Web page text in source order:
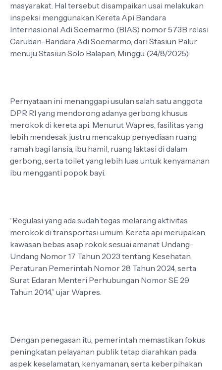
masyarakat. Hal tersebut disampaikan usai melakukan
inspeksi menggunakan Kereta Api Bandara
Internasional Adi Soemarmo (BIAS) nomor 573B relasi
Caruban–Bandara Adi Soemarmo, dari Stasiun Palur
menuju Stasiun Solo Balapan, Minggu (24/8/2025).
Pernyataan ini menanggapi usulan salah satu anggota
DPR RI yang mendorong adanya gerbong khusus
merokok di kereta api. Menurut Wapres, fasilitas yang
lebih mendesak justru mencakup penyediaan ruang
ramah bagi lansia, ibu hamil, ruang laktasi di dalam
gerbong, serta toilet yang lebih luas untuk kenyamanan
ibu mengganti popok bayi.
“Regulasi yang ada sudah tegas melarang aktivitas
merokok di transportasi umum. Kereta api merupakan
kawasan bebas asap rokok sesuai amanat Undang-
Undang Nomor 17 Tahun 2023 tentang Kesehatan,
Peraturan Pemerintah Nomor 28 Tahun 2024, serta
Surat Edaran Menteri Perhubungan Nomor SE 29
Tahun 2014,” ujar Wapres.
Dengan penegasan itu, pemerintah memastikan fokus
peningkatan pelayanan publik tetap diarahkan pada
aspek keselamatan, kenyamanan, serta keberpihakan